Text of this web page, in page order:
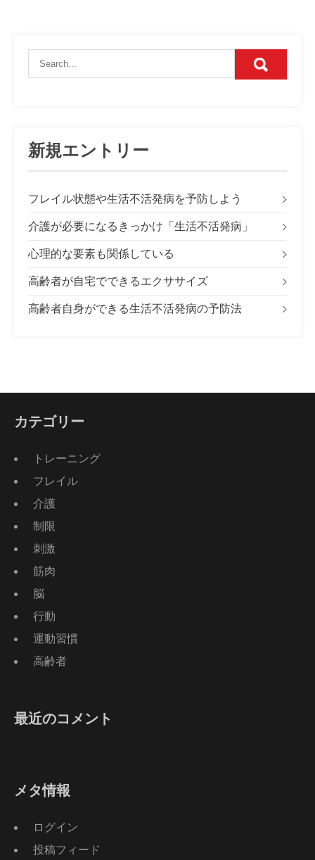
新規エントリー
フレイル状態や生活不活発病を予防しよう
介護が必要になるきっかけ「生活不活発病」
心理的な要素も関係している
高齢者が自宅でできるエクササイズ
高齢者自身ができる生活不活発病の予防法
カテゴリー
トレーニング
フレイル
介護
制限
刺激
筋肉
脳
行動
運動習慣
高齢者
最近のコメント
メタ情報
ログイン
投稿フィード